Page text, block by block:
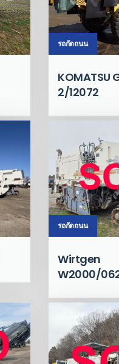
รถกัดถนน
KOMATSU
2/12072
รถกัดถนน
Wirtgen
W2000/